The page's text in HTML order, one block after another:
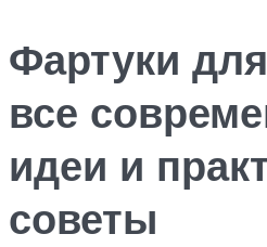
Фартуки
все
идеи и
советы